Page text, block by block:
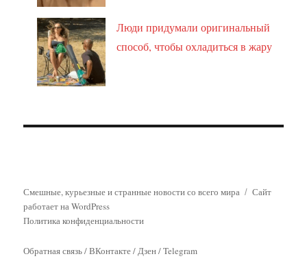
Люди придумали оригинальный
способ, чтобы охладиться в жару
Смешные, курьезные и странные новости со всего мира
Сайт
работает на WordPress
Политика конфиденциальности
Обратная связь/ВКонтакте/Дзен/Telegram